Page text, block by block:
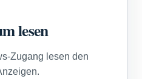
lesen
Zugang lesen den